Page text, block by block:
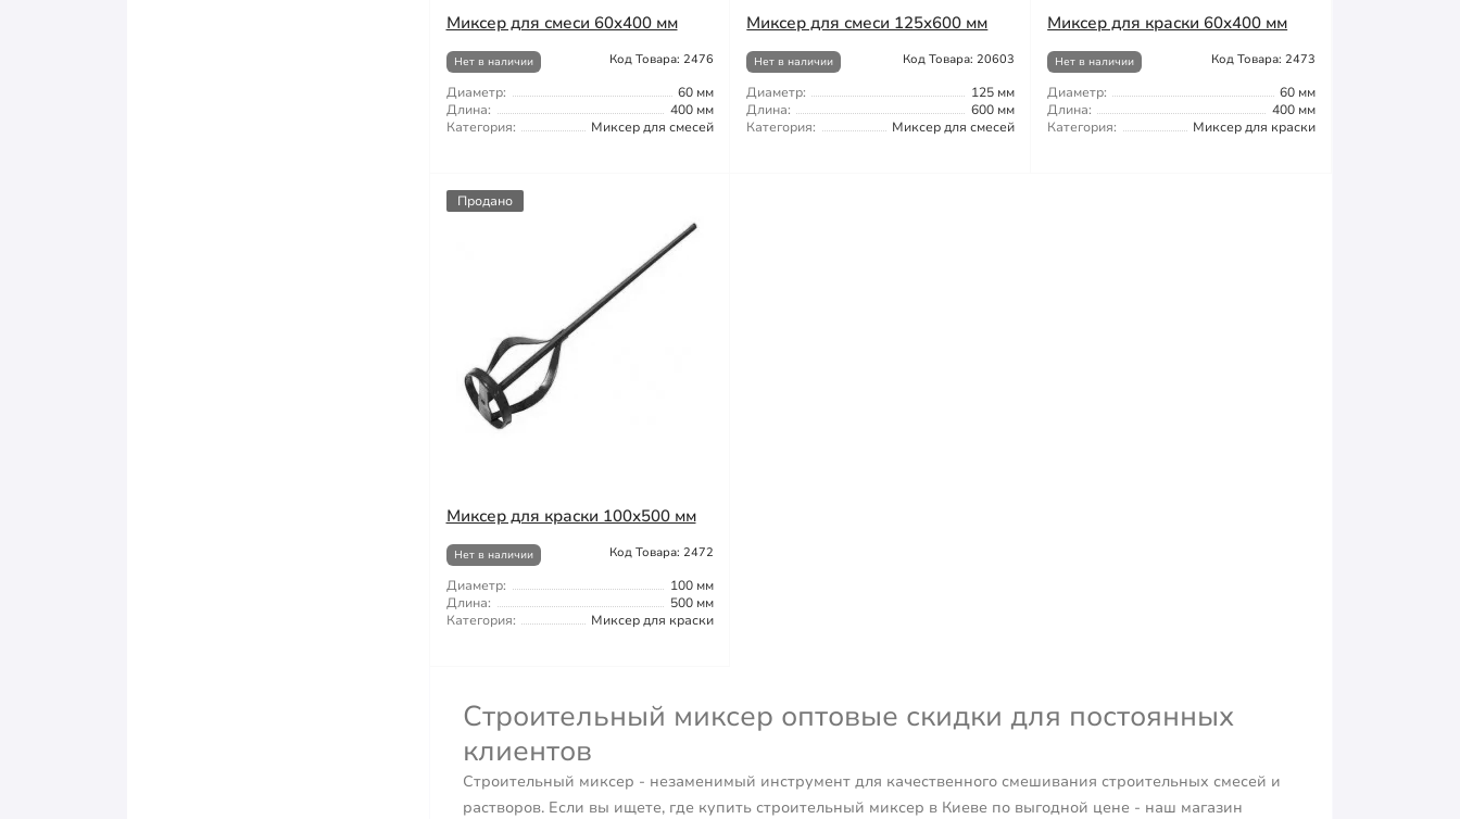
Миксер для смеси 60x400 мм
Нет в наличии Код Товара: 2476
Диаметр:
60 мм
Длина:
400 мм
Категория:
Миксер для смесей
Миксер для смеси 125x600 мм
Нет в наличии Код Товара: 20603
Диаметр:
125 мм
Длина:
600 мм
Категория:
Миксер для смесей
Миксер для краски 60x400 мм
Нет в наличии Код Товара: 2473
Диаметр:
60 мм
Длина:
400 мм
Категория:
Миксер для краски
Продано
Миксер для краски 100х500 мм
Нет в наличии Код Товара: 2472
Диаметр:
100 мм
Длина:
500 мм
Категория:
Миксер для краски
Строительный миксер оптовые скидки для постоянных
клиентов
Строительный миксер - незаменимый инструмент для качественного смешивания строительных смесей и
растворов. Если вы ищете, где купить строительный миксер в Киеве по выгодной цене - наш магазин